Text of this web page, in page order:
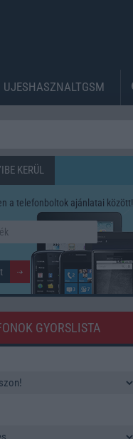
UJESHASZNALTGSM
KERÜL
a telefonboltok ajánlatai között!
GYORSLISTA